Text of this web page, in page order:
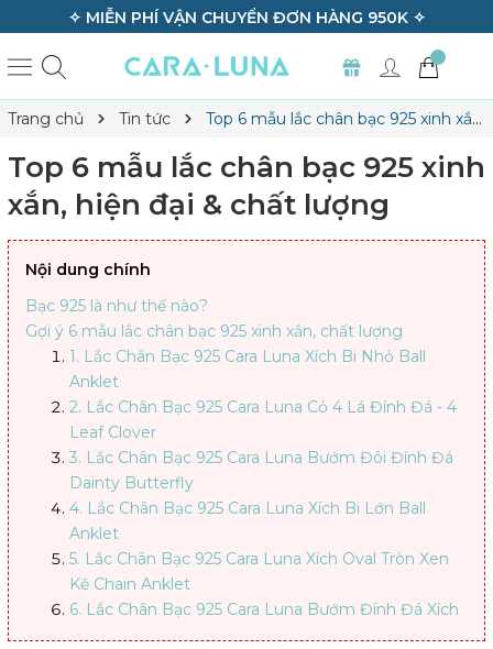
✧ BẢO HÀNH TRỌN ĐỜI TẤT CẢ SẢN PHẨM ✧
Trang chủ Tin tức
Top 6 mẫu lắc chân bạc 925 xinh xắn,
Top 6 mẫu lắc chân bạc 925 xinh
xắn, hiện đại & chất lượng
Nội dung chính
Bạc 925 là như thế nào?
Gợi ý 6 mẫu lắc chân bạc 925 xinh xắn, chất lượng
1. Lắc Chân Bạc 925 Cara Luna Xích Bi Nhỏ Ball
Anklet
2. Lắc Chân Bạc 925 Cara Luna Cỏ 4 Lá Đính Đá - 4
Leaf Clover
3. Lắc Chân Bạc 925 Cara Luna Bướm Đôi Đính Đá
Dainty Butterfly
4. Lắc Chân Bạc 925 Cara Luna Xích Bi Lớn Ball
Anklet
5. Lắc Chân Bạc 925 Cara Luna Xích Oval Tròn Xen
Kẽ Chain Anklet
6. Lắc Chân Bạc 925 Cara Luna Bướm Đính Đá Xích